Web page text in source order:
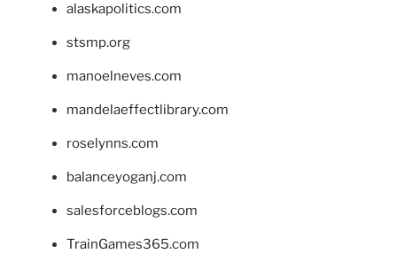
alaskapolitics.com
stsmp.org
manoelneves.com
mandelaeffectlibrary.com
roselynns.com
balanceyoganj.com
salesforceblogs.com
TrainGames365.com